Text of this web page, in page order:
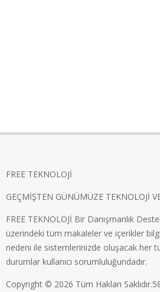
FREE TEKNOLOJİ
GEÇMİŞTEN GÜNÜMÜZE TEKNOLOJİ
FREE TEKNOLOJİ Bir Danışmanlık
üzerindeki tüm makaleler ve içerikler bilgi
nedeni ile sistemlerinizde oluşacak her
durumlar kullanıcı sorumluluğundadır.
Copyright © 2026 Tüm Hakları